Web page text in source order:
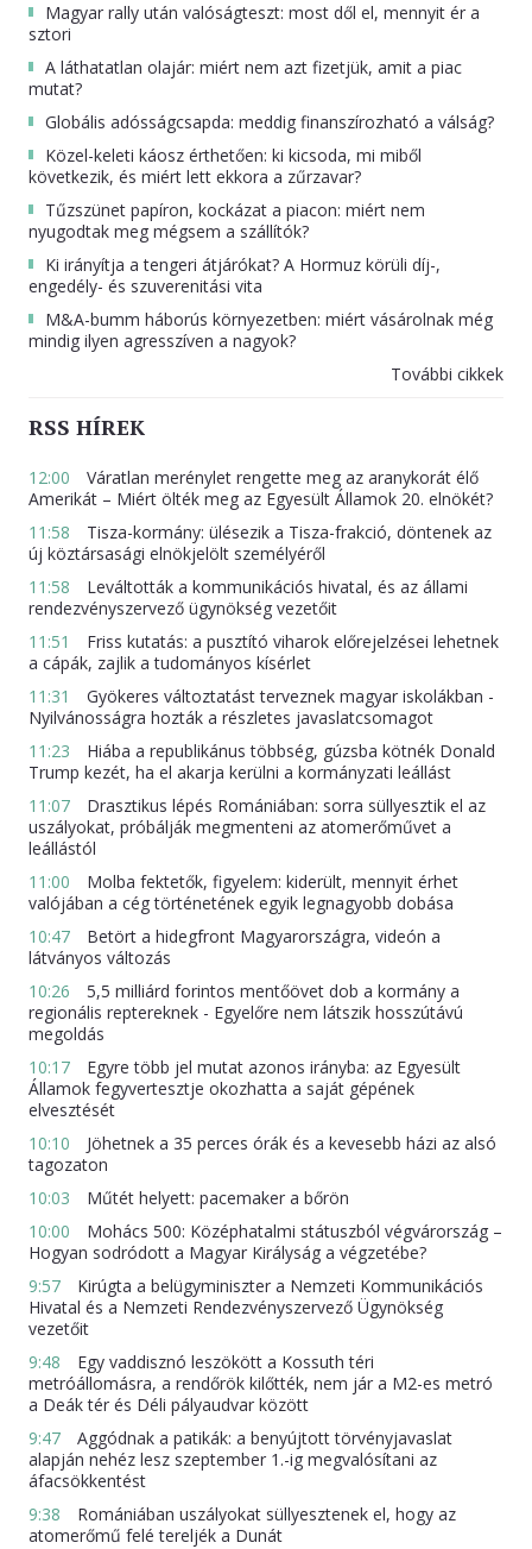
Magyar rally után valóságteszt: most dől el, mennyit ér a
sztori
A láthatatlan olajár: miért nem azt fizetjük, amit a piac
mutat?
Globális adósságcsapda: meddig finanszírozható a válság?
Közel-keleti káosz érthetően: ki kicsoda, mi miből
következik, és miért lett ekkora a zűrzavar?
Tűzszünet papíron, kockázat a piacon: miért nem
nyugodtak meg mégsem a szállítók?
Ki irányítja a tengeri átjárókat? A Hormuz körüli díj-,
engedély- és szuverenitási vita
M&A-bumm háborús környezetben: miért vásárolnak még
mindig ilyen agresszíven a nagyok?
További cikkek
RSS HÍREK
12:00
Váratlan merénylet rengette meg az aranykorát élő
Amerikát – Miért ölték meg az Egyesült Államok 20. elnökét?
11:58
Tisza-kormány: ülésezik a Tisza-frakció, döntenek az
új köztársasági elnökjelölt személyéről
11:58
Leváltották a kommunikációs hivatal, és az állami
rendezvényszervező ügynökség vezetőit
11:51
Friss kutatás: a pusztító viharok előrejelzései lehetnek
a cápák, zajlik a tudományos kísérlet
11:31
Gyökeres változtatást terveznek magyar iskolákban -
Nyilvánosságra hozták a részletes javaslatcsomagot
11:23
Hiába a republikánus többség, gúzsba kötnék Donald
Trump kezét, ha el akarja kerülni a kormányzati leállást
11:07
Drasztikus lépés Romániában: sorra süllyesztik el az
uszályokat, próbálják megmenteni az atomerőművet a
leállástól
11:00
Molba fektetők, figyelem: kiderült, mennyit érhet
valójában a cég történetének egyik legnagyobb dobása
10:47
Betört a hidegfront Magyarországra, videón a
látványos változás
10:26
5,5 milliárd forintos mentőövet dob a kormány a
regionális reptereknek - Egyelőre nem látszik hosszútávú
megoldás
10:17
Egyre több jel mutat azonos irányba: az Egyesült
Államok fegyvertesztje okozhatta a saját gépének
elvesztését
10:10
Jöhetnek a 35 perces órák és a kevesebb házi az alsó
tagozaton
10:03
Műtét helyett: pacemaker a bőrön
10:00
Mohács 500: Középhatalmi státuszból végvárország –
Hogyan sodródott a Magyar Királyság a végzetébe?
9:57
Kirúgta a belügyminiszter a Nemzeti Kommunikációs
Hivatal és a Nemzeti Rendezvényszervező Ügynökség
vezetőit
9:48
Egy vaddisznó leszökött a Kossuth téri
metróállomásra, a rendőrök kilőtték, nem jár a M2-es metró
a Deák tér és Déli pályaudvar között
9:47
Aggódnak a patikák: a benyújtott törvényjavaslat
alapján nehéz lesz szeptember 1.-ig megvalósítani az
áfacsökkentést
9:38
Romániában uszályokat süllyesztenek el, hogy az
atomerőmű felé tereljék a Dunát